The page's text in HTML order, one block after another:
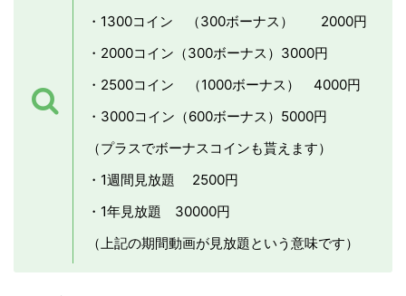
・1300コイン （300ボーナス） 2000円
・2000コイン（300ボーナス）3000円
・2500コイン （1000ボーナス） 4000円
・3000コイン（600ボーナス）5000円
（プラスでボーナスコインも貰えます）
・1週間見放題 2500円
・1年見放題 30000円
（上記の期間動画が見放題という意味です）